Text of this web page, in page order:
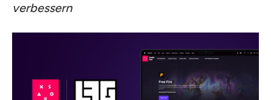
verbessern